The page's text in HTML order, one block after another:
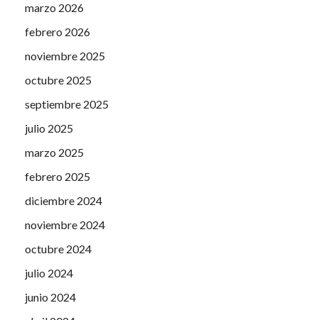
marzo 2026
febrero 2026
noviembre 2025
octubre 2025
septiembre 2025
julio 2025
marzo 2025
febrero 2025
diciembre 2024
noviembre 2024
octubre 2024
julio 2024
junio 2024